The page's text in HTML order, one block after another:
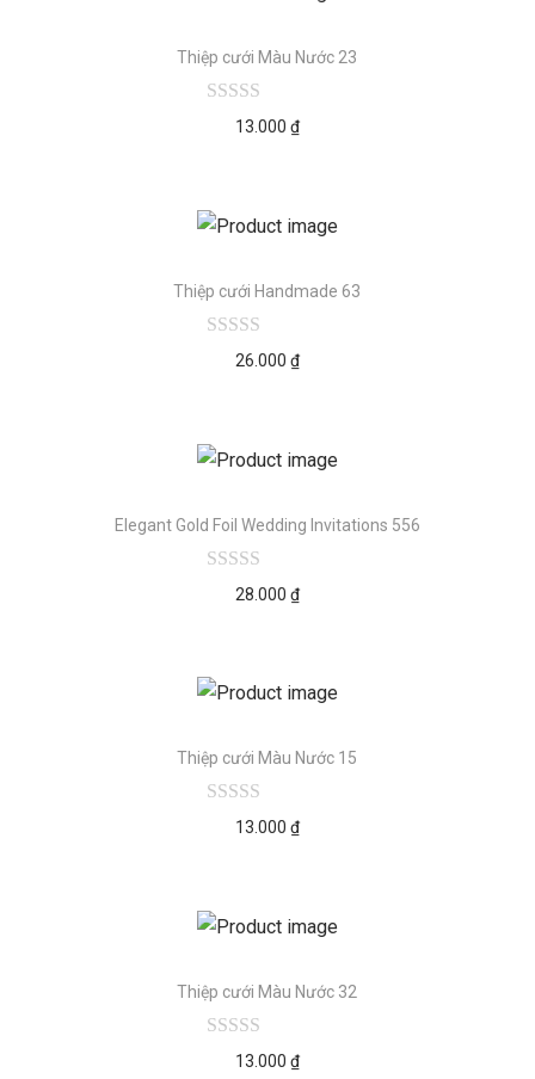
Thiệp cưới Màu Nước 23
13.000 ₫
Thiệp cưới Handmade 63
26.000 ₫
Elegant Gold Foil Wedding Invitations 556
28.000 ₫
Thiệp cưới Màu Nước 15
13.000 ₫
Thiệp cưới Màu Nước 32
13.000 ₫